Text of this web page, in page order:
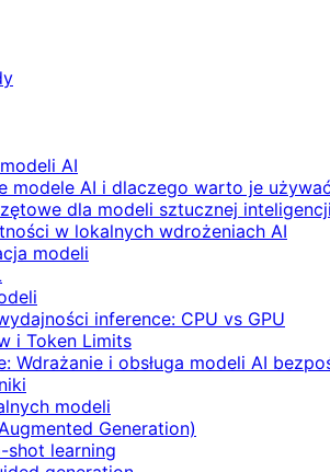
AI
modele AI i dlaczego warto je
dla modeli sztucznej inteligencji
w lokalnych wdrożeniach AI
modeli
inference: CPU vs GPU
i Token Limits
Wdrażanie i obsługa modeli AI
modeli
Generation)
shot learning